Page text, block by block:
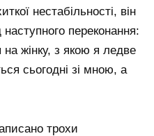
нестабільності, він
переконання:
жінку, з якою я ледве
сьогодні зі мною, а
трохи